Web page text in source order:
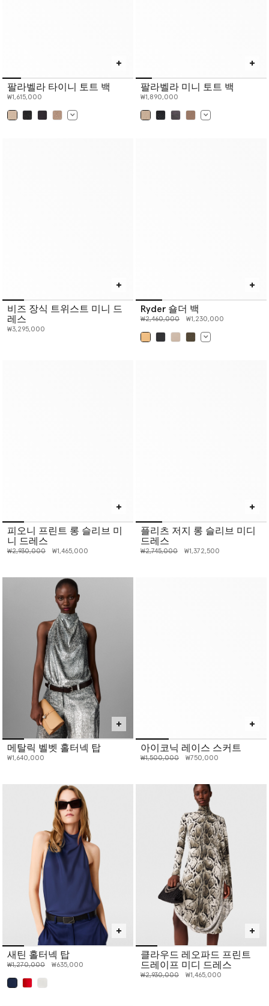
팔라벨라 타이니 토트 백
₩1,615,000
팔라벨라 미니 토트 백
₩1,890,000
비즈 장식 트위스트 미니 드
레스
₩3,295,000
Ryder 숄더 백
인하 전 가격:
₩2,460,000인하된 가격:
₩1,230,000
피오니 프린트 롱 슬리브 미
니 드레스
인하 전 가격:
₩2,930,000인하된 가격:
₩1,465,000
플리츠 저지 롱 슬리브 미디
드레스
인하 전 가격:
₩2,745,000인하된 가격:
₩1,372,500
메탈릭 벨벳 홀터넥 탑
₩1,640,000
아이코닉 레이스 스커트
인하 전 가격:
₩1,500,000인하된 가격:
₩750,000
새틴 홀터넥 탑
인하 전 가격:
₩1,270,000인하된 가격:
₩635,000
클라우드 레오파드 프린트
드레이프 미디 드레스
인하 전 가격:
₩2,930,000인하된 가격:
₩1,465,000